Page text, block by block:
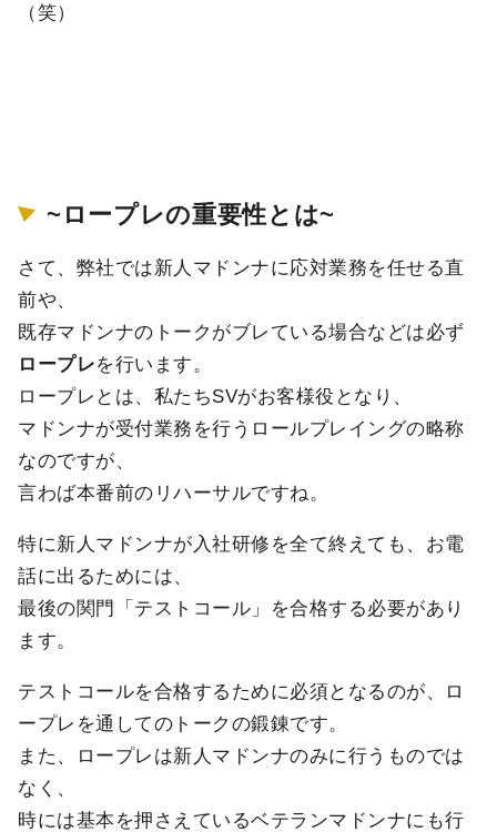
（笑）
~ロープレの重要性とは~
さて、弊社では新人マドンナに応対業務を任せる直
前や、
既存マドンナのトークがブレている場合などは必ず
ロープレを行います。
ロープレとは、私たちSVがお客様役となり、
マドンナが受付業務を行うロールプレイングの略称
なのですが、
言わば本番前のリハーサルですね。
特に新人マドンナが入社研修を全て終えても、お電
話に出るためには、
最後の関門「テストコール」を合格する必要があり
ます。
テストコールを合格するために必須となるのが、ロ
ープレを通してのトークの鍛錬です。
また、ロープレは新人マドンナのみに行うものでは
なく、
時には基本を押さえているベテランマドンナにも行